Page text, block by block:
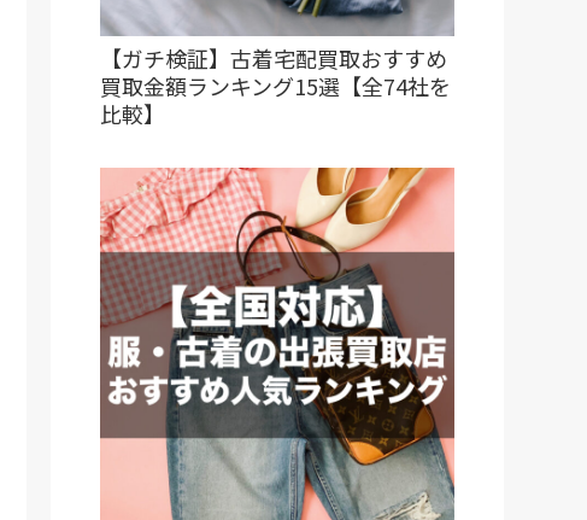
【ガチ検証】古着宅配買取おすすめ
買取金額ランキング15選【全74社を
比較】